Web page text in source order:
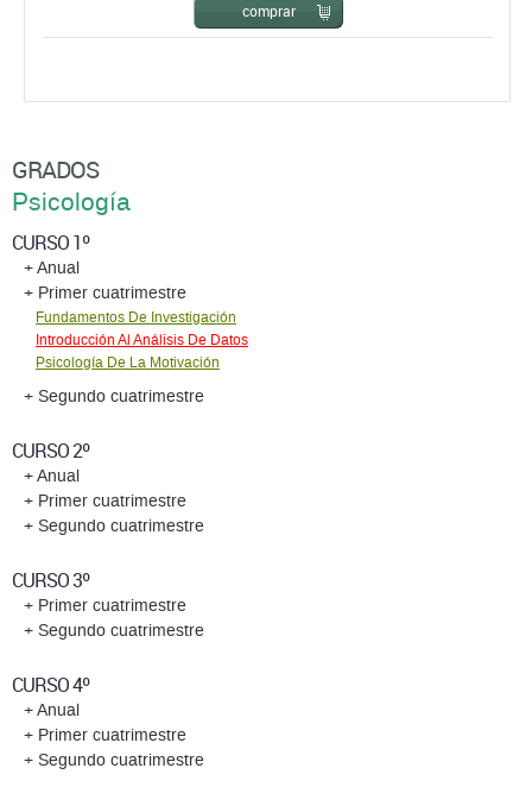
comprar
GRADOS
Psicología
CURSO 1º
+ Anual
+ Primer cuatrimestre
Fundamentos De Investigación
Introducción Al Análisis De Datos
Psicología De La Motivación
+ Segundo cuatrimestre
CURSO 2º
+ Anual
+ Primer cuatrimestre
+ Segundo cuatrimestre
CURSO 3º
+ Primer cuatrimestre
+ Segundo cuatrimestre
CURSO 4º
+ Anual
+ Primer cuatrimestre
+ Segundo cuatrimestre